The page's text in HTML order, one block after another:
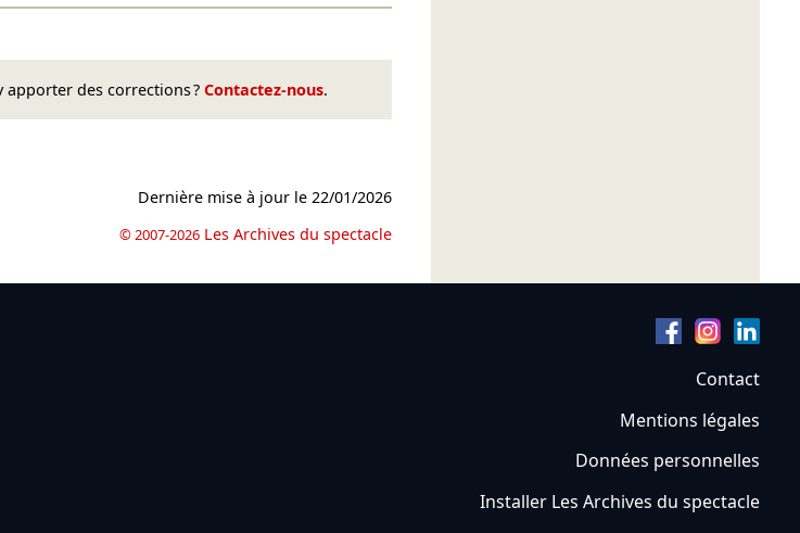
des corrections ? Contactez-nous.
Dernière mise à jour le22/01/2026
© 2007-2026 Les Archives du spectacle
Contact
Mentions légales
Données personnelles
Installer Les Archives du spectacle